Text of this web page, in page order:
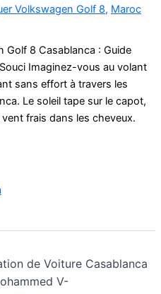
Volkswagen Golf 8, Maroc
Golf 8 Casablanca : Guide
Imaginez-vous au volant
sans effort à travers les
Le soleil tape sur le capot,
frais dans les cheveux.
de Voiture Casablanca
V-